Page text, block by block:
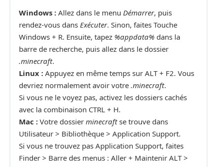
Windows : Allez dans le menu Démarrer, puis
rendez-vous dans Exécuter. Sinon, faites Touche
Windows + R. Ensuite, tapez %appdata% dans la
barre de recherche, puis allez dans le dossier
.minecraft.
Linux : Appuyez en même temps sur ALT + F2. Vous
devriez normalement avoir votre .minecraft.
Si vous ne le voyez pas, activez les dossiers cachés
avec la combinaison CTRL + H.
Mac : Votre dossier minecraftse trouve dans
Utilisateur > Bibliothèque > Application Support.
Si vous ne trouvez pas Application Support, faites
Finder > Barre des menus : Aller + Maintenir ALT >